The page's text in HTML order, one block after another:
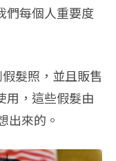
們每個人重要度
髮照，並且販售
用，這些假髮由
出來的。